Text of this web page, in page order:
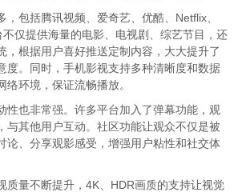
，包括腾讯视频、爱奇艺、优酷、Netflix、
仅提供海量的电影、电视剧、综艺节目，还
，根据用户喜好推送定制内容，大大提升了
度。同时，手机影视支持多种清晰度和数据
环境，保证流畅播放。
性也非常强。许多平台加入了弹幕功能，观
与其他用户互动。社区功能让观众不仅是被
论、分享观影感受，增强用户粘性和社交体
质量不断提升，4K、HDR画质的支持让视觉